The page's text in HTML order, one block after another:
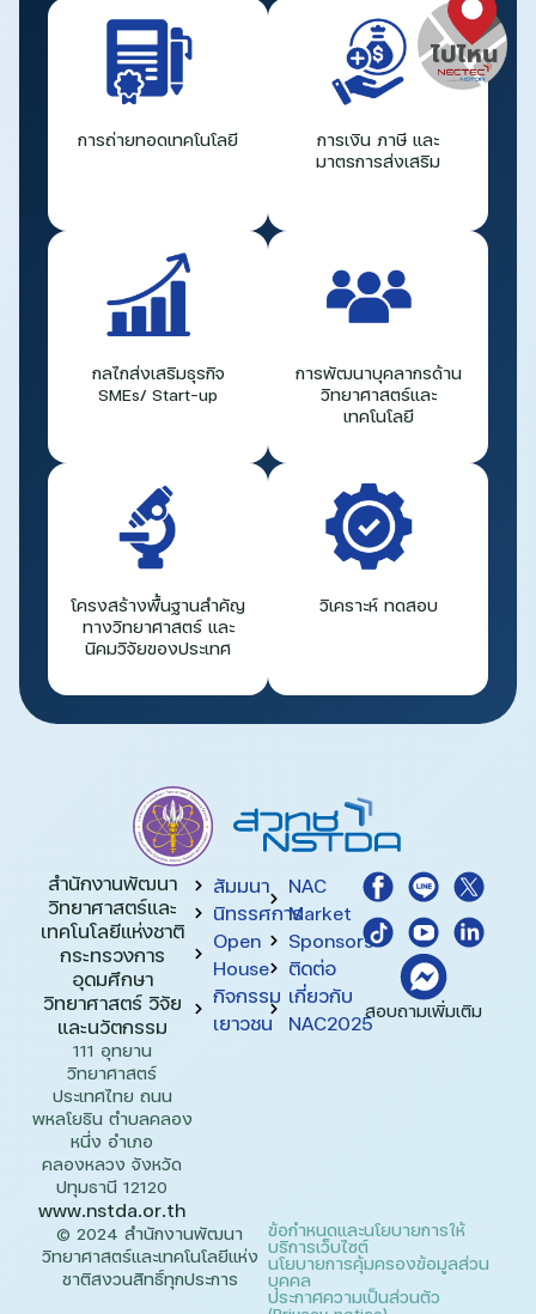
การถ่ายทอดเทคโนโลยี
การเงิน ภาษี และ
มาตรการส่งเสริม
กลไกส่งเสริมธุรกิจ
SMEs/ Start-up
การพัฒนาบุคลากรด้าน
วิทยาศาสตร์และ
เทคโนโลยี
โครงสร้างพื้นฐานสำคัญ
ทางวิทยาศาสตร์ และ
นิคมวิจัยของประเทศ
วิเคราะห์ ทดสอบ
สำนักงานพัฒนา
วิทยาศาสตร์และ
เทคโนโลยีแห่งชาติ​
กระทรวงการ
อุดมศึกษา
วิทยาศาสตร์ วิจัย
และนวัตกรรม
111 อุทยาน
วิทยาศาสตร์
ประเทศไทย ถนน
พหลโยธิน ตำบลคลอง
หนึ่ง อำเภอ
คลองหลวง จังหวัด
ปทุมธานี 12120
www.nstda.or.th
สัมมนา
นิทรรศการ
Open
House
กิจกรรม
เยาวชน
NAC
Market
Sponsors
ติดต่อ
เกี่ยวกับ
NAC2025สอบถามเพิ่มเติม
© 2024 สำนักงานพัฒนา
วิทยาศาสตร์และเทคโนโลยีแห่ง
ชาติสงวนสิทธิ์ทุกประการ
ข้อกำหนดและนโยบายการให้
บริการเว็บไซต์
นโยบายการคุ้มครองข้อมูลส่วน
บุคคล
ประกาศความเป็นส่วนตัว